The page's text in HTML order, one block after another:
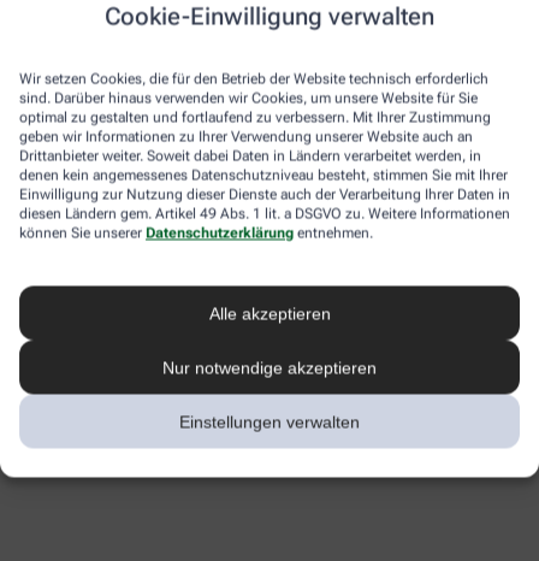
Cookie-Einwilligung verwalten
Wir setzen Cookies, die für den Betrieb der Website technisch erforderlich
sind. Darüber hinaus verwenden wir Cookies, um unsere Website für Sie
optimal zu gestalten und fortlaufend zu verbessern. Mit Ihrer Zustimmung
geben wir Informationen zu Ihrer Verwendung unserer Website auch an
Drittanbieter weiter. Soweit dabei Daten in Ländern verarbeitet werden, in
denen kein angemessenes Datenschutzniveau besteht, stimmen Sie mit Ihrer
Einwilligung zur Nutzung dieser Dienste auch der Verarbeitung Ihrer Daten in
diesen Ländern gem. Artikel 49 Abs. 1 lit. a DSGVO zu. Weitere Informationen
können Sie unserer Datenschutzerklärung entnehmen.
Alle akzeptieren
Nur notwendige akzeptieren
Einstellungen verwalten